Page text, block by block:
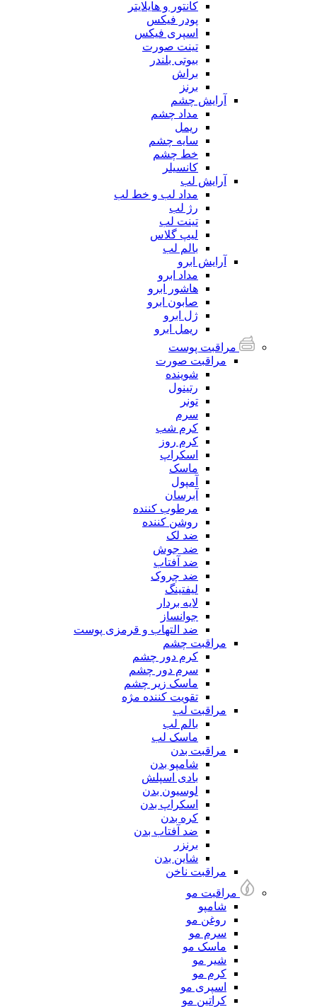
کانتور و هایلایتر
پودر فیکس
اسپری فیکس
تینت صورت
بیوتی بلندر
براش
برنز
آرایش چشم
مداد چشم
ریمل
سایه چشم
خط چشم
کانسیلر
آرایش لب
مداد لب و خط لب
رژ لب
تینت لب
لیپ گلاس
بالم لب
آرایش ابرو
مداد ابرو
هاشور ابرو
صابون ابرو
ژل ابرو
ریمل ابرو
مراقبت پوست
مراقبت صورت
شوینده
رتینول
تونر
سرم
کرم شب
کرم روز
اسکراپ
ماسک
آمپول
آبرسان
مرطوب کننده
روشن کننده
ضد لک
ضد جوش
ضد آفتاب
ضد چروک
لیفتینگ
لایه بردار
جوانساز
ضد التهاب و قرمزی پوست
مراقبت چشم
کرم دور چشم
سرم دور چشم
ماسک زیر چشم
تقویت کننده مژه
مراقبت لب
بالم لب
ماسک لب
مراقبت بدن
شامپو بدن
بادی اسپلش
لوسیون بدن
اسکراپ بدن
کره بدن
ضد آفتاب بدن
برنزر
شاین بدن
مراقبت ناخن
مراقبت مو
شامپو
روغن مو
سرم مو
ماسک مو
شیر مو
کرم مو
اسپری مو
کراتین مو